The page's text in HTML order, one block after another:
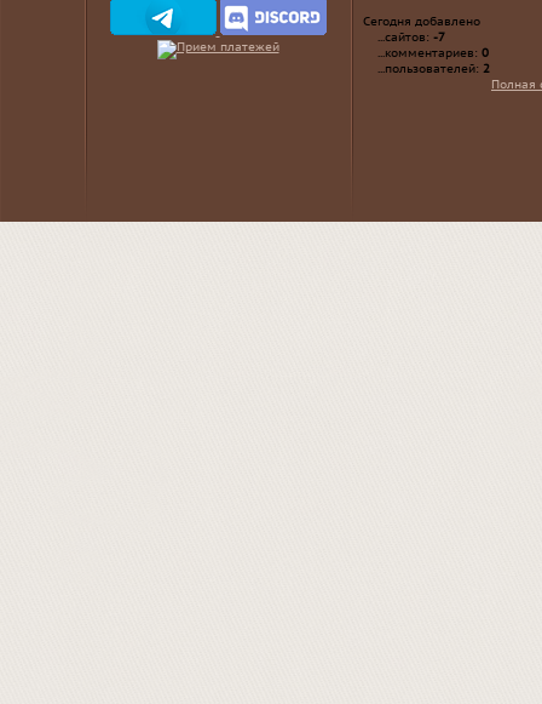
Сегодня добавлено
...сайтов: -7
...комментариев: 0
...пользователей: 2
Полная